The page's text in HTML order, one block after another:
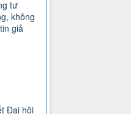
tư
không
giả
Đại hội